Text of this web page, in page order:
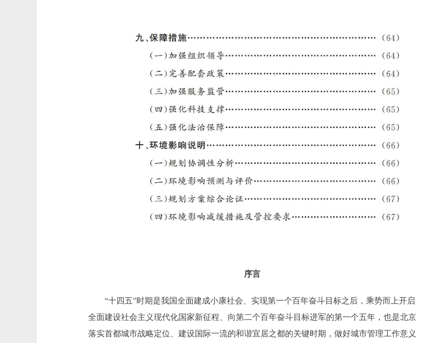
序言
“十四五”时期是我国全面建成小康社会、实现第一个百年奋斗目标之后，乘势而上开启
全面建设社会主义现代化国家新征程、向第二个百年奋斗目标进军的第一个五年，也是北京
落实首都城市战略定位、建设国际一流的和谐宜居之都的关键时期，做好城市管理工作意义